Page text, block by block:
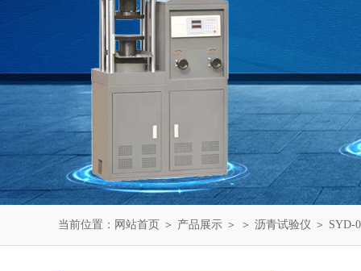
当前位置： 网站首页 ＞ 产品展示 ＞ ＞ 沥青试验仪 ＞ SYD-